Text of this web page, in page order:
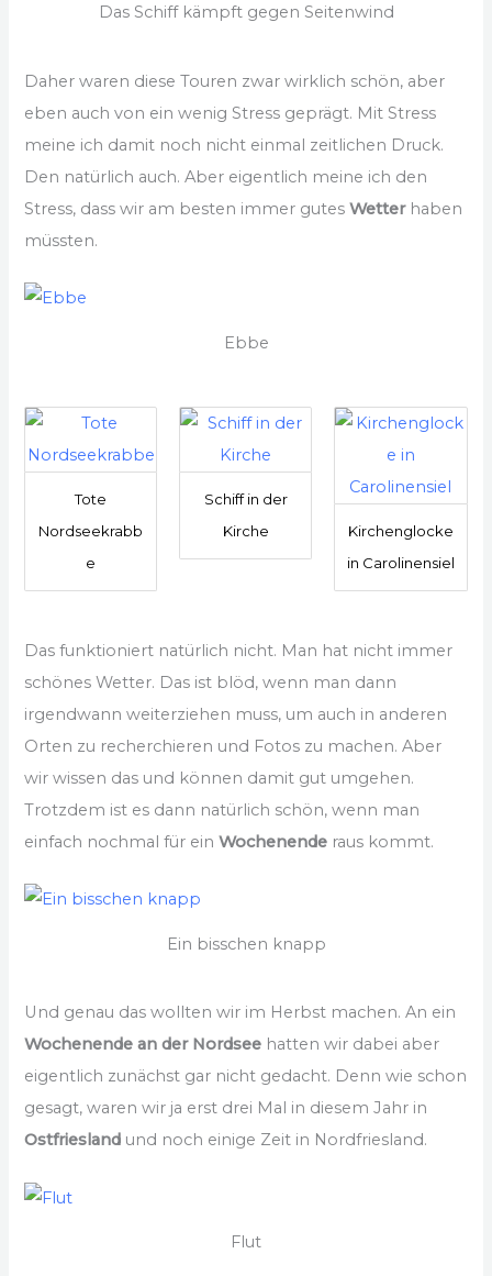
Das Schiff kämpft gegen Seitenwind
Daher waren diese Touren zwar wirklich schön, aber
eben auch von ein wenig Stress geprägt. Mit Stress
meine ich damit noch nicht einmal zeitlichen Druck.
Den natürlich auch. Aber eigentlich meine ich den
Stress, dass wir am besten immer gutesWetterhaben
müssten.
Ebbe
Tote
Nordseekrabb
e
Schiff in der
Kirche
Kirchenglocke
in Carolinensiel
Das funktioniert natürlich nicht. Man hat nicht immer
schönes Wetter. Das ist blöd, wenn man dann
irgendwann weiterziehen muss, um auch in anderen
Orten zu recherchieren und Fotos zu machen. Aber
wir wissen das und können damit gut umgehen.
Trotzdem ist es dann natürlich schön, wenn man
einfach nochmal für einWochenende raus kommt.
Ein bisschen knapp
Und genau das wollten wir im Herbst machen. An ein
Wochenende an der Nordsee hatten wir dabei aber
eigentlich zunächst gar nicht gedacht. Denn wie schon
gesagt, waren wir ja erst drei Mal in diesem Jahr in
Ostfriesland und noch einige Zeit in Nordfriesland.
Flut